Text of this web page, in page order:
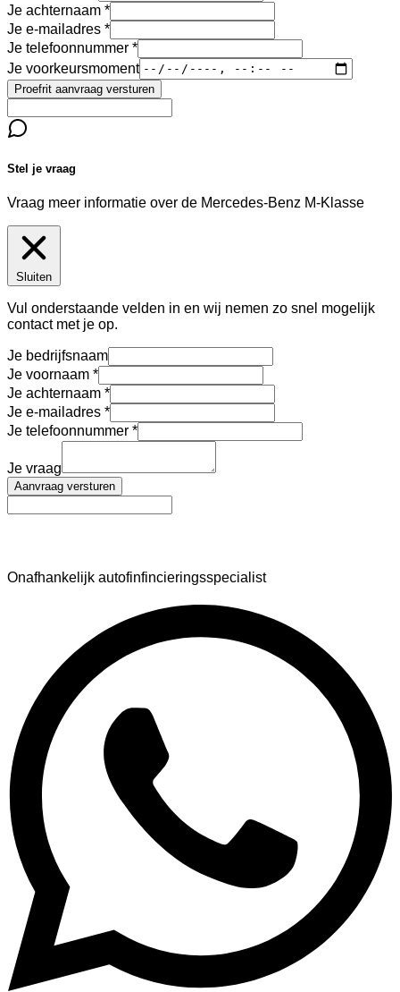
Je achternaam
Je e-mailadres
Je telefoonnummer
Je voorkeursmoment
Proefrit aanvraag versturen
Stel je vraag
Vraag meer informatie over de Mercedes-Benz M-Klasse
Sluiten
Vul onderstaande velden in en wij nemen zo snel mogelijk
contact met je op.
Je bedrijfsnaam
Je voornaam
Je achternaam
Je e-mailadres
Je telefoonnummer
Je vraag
Aanvraag versturen
Onafhankelijk autofinfincieringsspecialist